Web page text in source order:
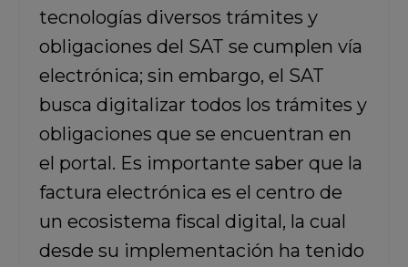
tecnologías diversos trámites y
obligaciones del SAT se cumplen vía
electrónica; sin embargo, el SAT
busca digitalizar todos los trámites y
obligaciones que se encuentran en
el portal. Es importante saber que la
factura electrónica es el centro de
un ecosistema fiscal digital, la cual
desde su implementación ha tenido